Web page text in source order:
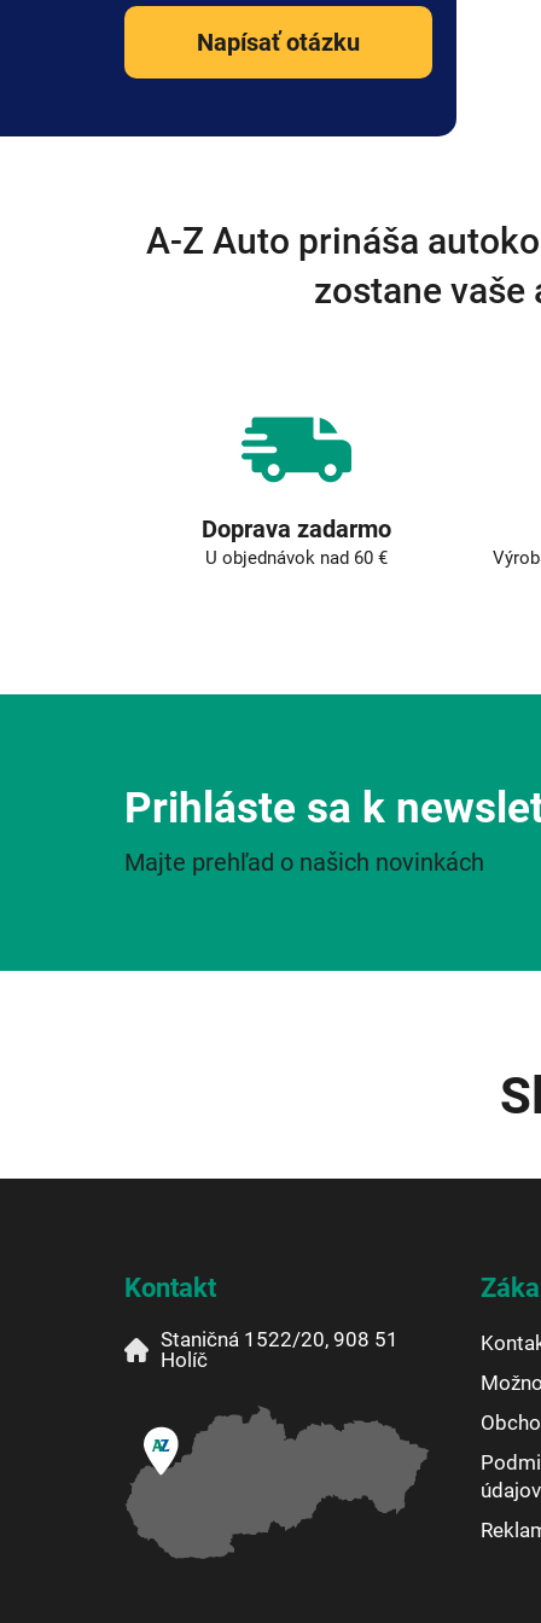
Napísať otázku
A-Z Auto prináša
zostane vaše
Doprava zadarmo
U objednávok nad 60 €
Prihláste sa k
Majte prehľad o našich novinkách
Kontakt
Staničná 1522/20, 908 51
Holíč
údajov